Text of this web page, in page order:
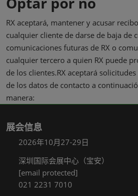
RX aceptará, mantener y acusar
cualquier cliente de darse de baja de
comunicaciones futuras de RX o
cualquier tercero a quien RX puede
de los clientes.RX aceptará
de los datos de contacto a
manera:
展会信息
2026年10月27-29日
深圳国际会展中心（宝安）
[email protected]
021 2231 7010